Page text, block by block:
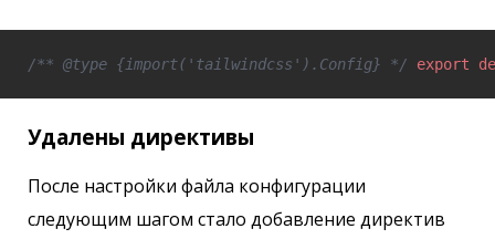
/** @type {import('tailwindcss').Config} */ export
Удалены директивы
После настройки файла конфигурации
следующим шагом стало добавление директив